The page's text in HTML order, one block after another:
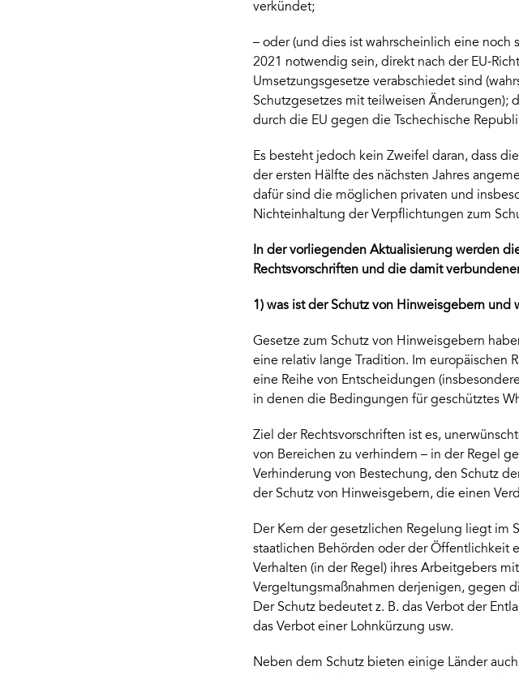
verkündet;
– oder (und dies ist wahrscheinlich eine
2021 notwendig sein, direkt nach der EU-
Umsetzungsgesetze verabschiedet sind
Schutzgesetzes mit teilweisen Änderungen);
durch die EU gegen die Tschechische
Es besteht jedoch kein Zweifel daran, dass
der ersten Hälfte des nächsten Jahres
dafür sind die möglichen privaten und
Nichteinhaltung der Verpflichtungen zum
In der vorliegenden Aktualisierung werden
Rechtsvorschriften und die damit
1) was ist der Schutz von Hinweisgebern und
Gesetze zum Schutz von Hinweisgebern
eine relativ lange Tradition. Im europäischen
eine Reihe von Entscheidungen
in denen die Bedingungen für geschütztes
Ziel der Rechtsvorschriften ist es,
von Bereichen zu verhindern – in der Regel
Verhinderung von Bestechung, den Schutz
der Schutz von Hinweisgebern, die einen
Der Kern der gesetzlichen Regelung liegt im
staatlichen Behörden oder der Öffentlichkeit
Verhalten (in der Regel) ihres Arbeitgebers
Vergeltungsmaßnahmen derjenigen, gegen
Der Schutz bedeutet z. B. das Verbot der
das Verbot einer Lohnkürzung usw.
Neben dem Schutz bieten einige Länder